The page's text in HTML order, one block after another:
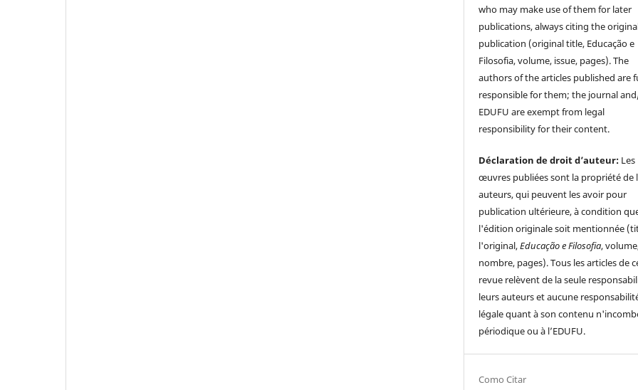
who may make use of them for later
publications, always citing the
publication (original title, Educação e
Filosofia, volume, issue, pages). The
authors of the articles published are
responsible for them; the journal
EDUFU are exempt from legal
responsibility for their content.
Déclaration de droit d’auteur: Les
œuvres publiées sont la propriété de
auteurs, qui peuvent les avoir pour
publication ultérieure, à condition
l'édition originale soit mentionnée
l'original,Educação e Filosofia,
nombre, pages). Tous les articles de
revue relèvent de la seule
leurs auteurs et aucune
légale quant à son contenu
périodique ou à l’EDUFU.
Como Citar